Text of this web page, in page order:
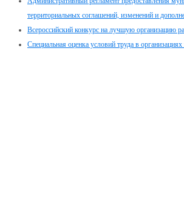
территориальных соглашений, изменений и
Всероссийский конкурс на лучшую организацию
Специальная оценка условий труда в